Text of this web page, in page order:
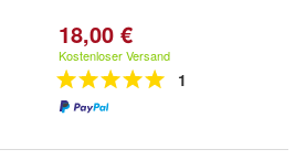
18,00 €
Kostenloser Versand
1